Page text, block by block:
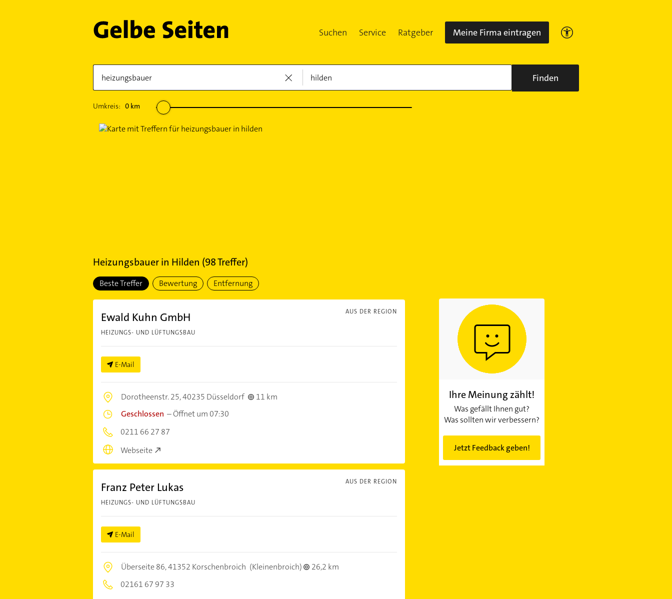
Suchen Service Ratgeber Meine Firma eintragen
Finden
Umkreis: 0km
Heizungsbauerin Hilden (98Treffer)
Beste Treffer Bewertung Entfernung
AUS DER REGION
Ewald Kuhn GmbH
HEIZUNGS- UND LÜFTUNGSBAU
E-Mail
Dorotheenstr. 25,40235 Düsseldorf
11 km
Geschlossen –Öffnet um 07:30
0211 66 27 87
Webseite
AUS DER REGION
Franz Peter Lukas
HEIZUNGS- UND LÜFTUNGSBAU
E-Mail
Überseite 86,41352 Korschenbroich (Kleinenbroich)
26,2 km
02161 67 97 33
Ihre Meinung zählt!
Was gefällt Ihnen gut?
Was sollten wir verbessern?
Jetzt Feedback geben!